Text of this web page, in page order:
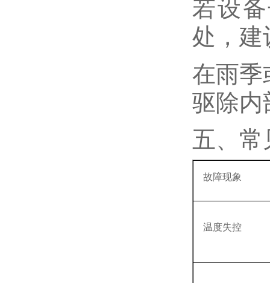
若设
处，建
在雨季
驱除内
五、常
故障现象
温度失控